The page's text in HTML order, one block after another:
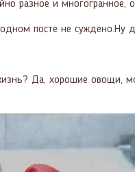
разное и многогранное,
посте не суждено.Ну
Да, хорошие овощи,